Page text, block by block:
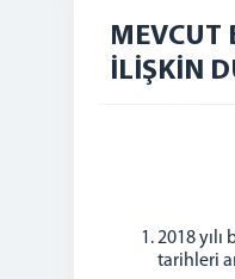
MEVCUT
İLİŞKİN
2018
tarihleri